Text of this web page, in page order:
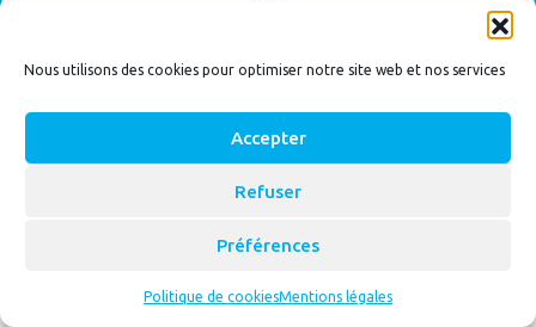
Nous utilisons des cookies pour optimiser notre site web et nos services
Accepter
Refuser
Préférences
Politique de cookiesMentions légales